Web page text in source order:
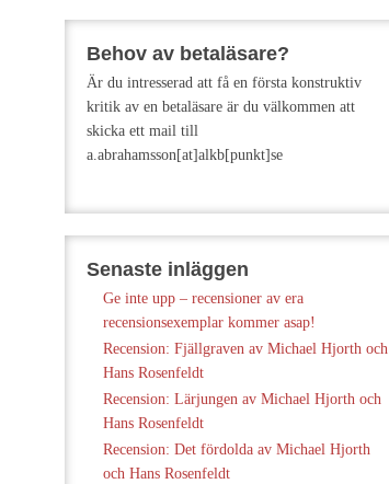
Behov av betaläsare?
Är du intresserad att få en första konstruktiv
kritik av en betaläsare är du välkommen att
skicka ett mail till
a.abrahamsson[at]alkb[punkt]se
Senaste inläggen
Ge inte upp – recensioner av era
recensionsexemplar kommer asap!
Recension: Fjällgraven av Michael Hjorth och
Hans Rosenfeldt
Recension: Lärjungen av Michael Hjorth och
Hans Rosenfeldt
Recension: Det fördolda av Michael Hjorth
och Hans Rosenfeldt